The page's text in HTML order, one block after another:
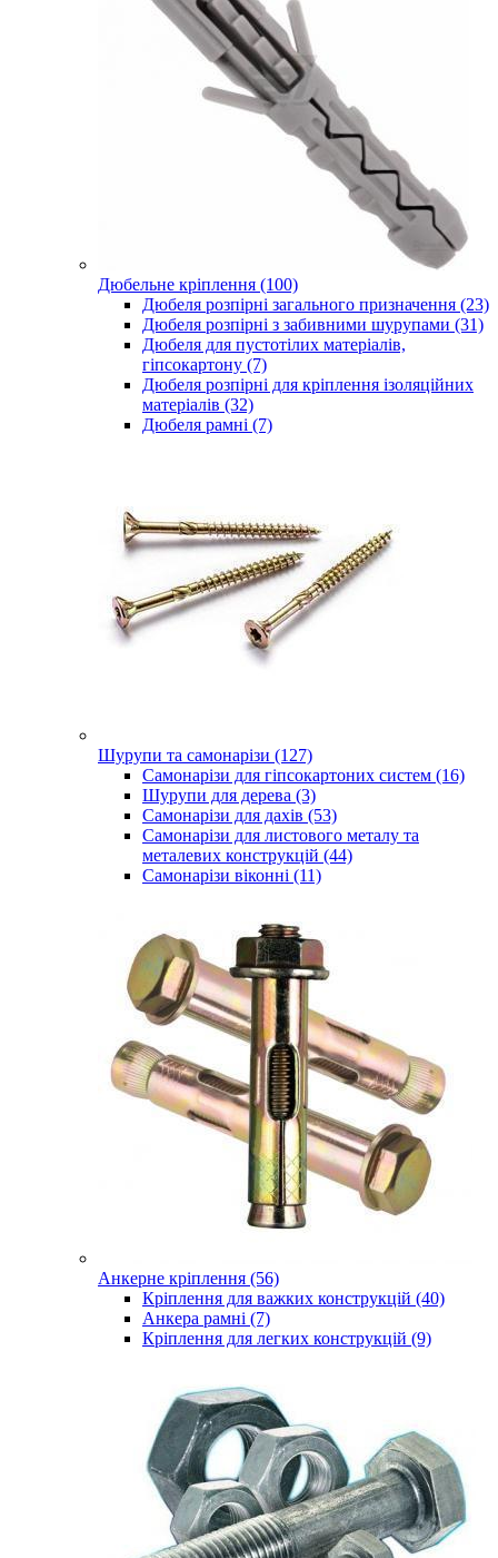
Дюбельне кріплення (100)
Дюбеля розпірні загального призначення (23)
Дюбеля розпірні з забивними шурупами (31)
Дюбеля для пустотілих матеріалів,
гіпсокартону (7)
Дюбеля розпірні для кріплення ізоляційних
матеріалів (32)
Дюбеля рамні (7)
Шурупи та самонарізи (127)
Самонарізи для гіпсокартоних систем (16)
Шурупи для дерева (3)
Самонарізи для дахів (53)
Самонарізи для листового металу та
металевих конструкцій (44)
Самонарізи віконні (11)
Анкерне кріплення (56)
Кріплення для важких конструкцій (40)
Анкера рамні (7)
Кріплення для легких конструкцій (9)